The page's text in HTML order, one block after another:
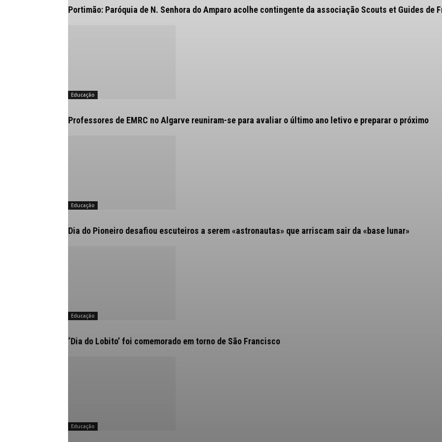
Portimão: Paróquia de N. Senhora do Amparo acolhe contingente da associação Scouts et Guides de
Educação
Professores de EMRC no Algarve reuniram-se para avaliar o último ano letivo e preparar o próximo
Educação
Dia do Pioneiro desafiou escuteiros a serem «astronautas» que arriscam sair da «base lunar»
Educação
‘Dia do Lobito’ foi comemorado em torno de São Francisco
Educação